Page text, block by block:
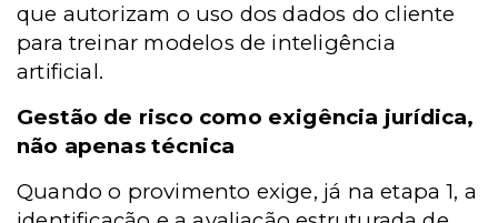
que autorizam o uso dos dados do cliente
para treinar modelos de inteligência
artificial.
Gestão de risco como exigência jurídica,
não apenas técnica
Quando o provimento exige, já na etapa 1, a